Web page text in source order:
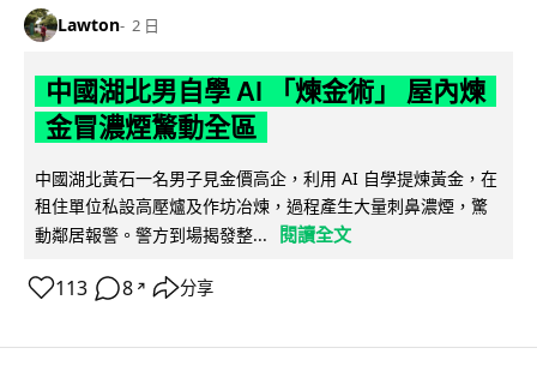
Lawton 2 日
中國湖北男自學 AI 「煉金術」 屋內煉
金冒濃煙驚動全區
中國湖北黃石一名男子見金價高企，利用 AI 自學提煉黃金，在
租住單位私設高壓爐及作坊冶煉，過程產生大量刺鼻濃煙，驚
動鄰居報警。警方到場揭發整...
閱讀全文
113 8 ↗ 分享